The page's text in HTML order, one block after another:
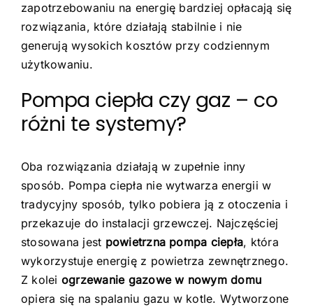
zapotrzebowaniu na energię bardziej opłacają się
rozwiązania, które działają stabilnie i nie
generują wysokich kosztów przy codziennym
użytkowaniu.
Pompa ciepła czy gaz – co
różni te systemy?
Oba rozwiązania działają w zupełnie inny
sposób. Pompa ciepła nie wytwarza energii w
tradycyjny sposób, tylko pobiera ją z otoczenia i
przekazuje do instalacji grzewczej. Najczęściej
stosowana jest powietrzna pompa ciepła, która
wykorzystuje energię z powietrza zewnętrznego.
Z kolei ogrzewanie gazowe w nowym domu
opiera się na spalaniu gazu w kotle. Wytworzone